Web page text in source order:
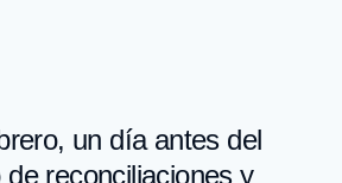
un día antes del
reconciliaciones y